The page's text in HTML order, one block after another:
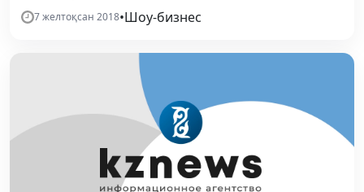
7 желтоқсан 2018•Шоу-бизнес